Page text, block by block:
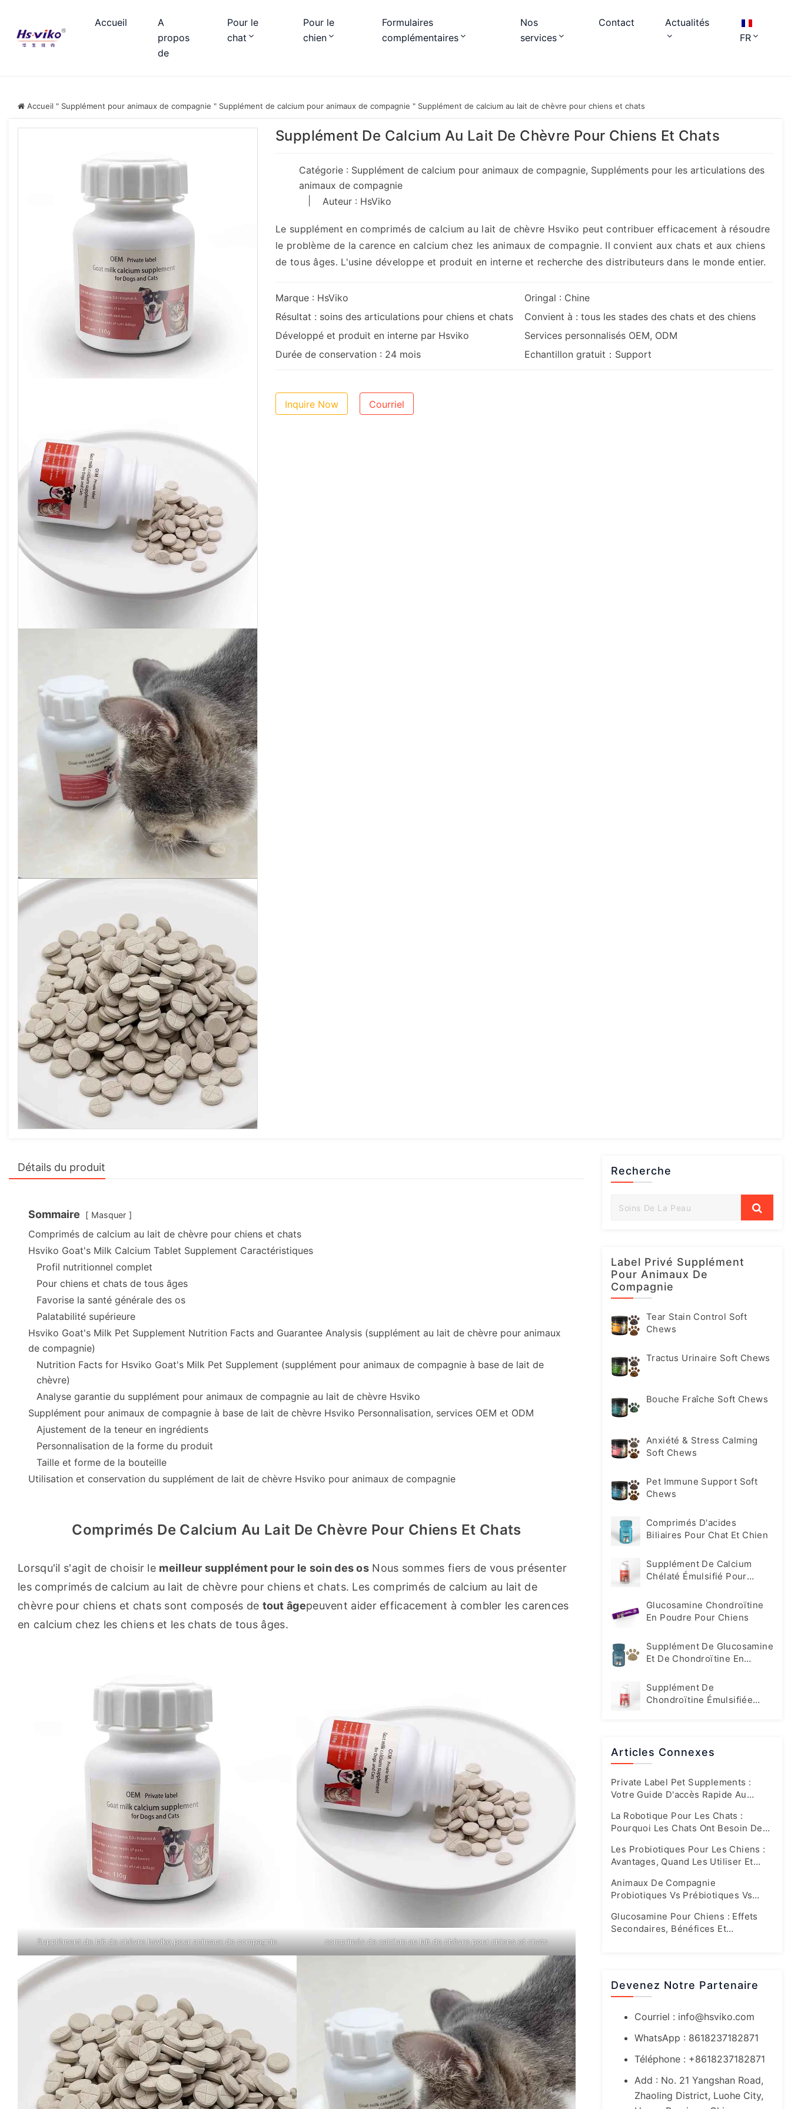
Accueil
A
propos
de
Pour le
chat
Pour le
chien
Formulaires
complémentaires
Nos
services
Contact
Actualités
FR
Accueil " Supplément pour animaux de compagnie " Supplément de calcium pour animaux de compagnie " Supplément de calcium au lait de chèvre pour chiens et chats
Supplément De Calcium Au Lait De Chèvre Pour Chiens Et Chats
Catégorie : Supplément de calcium pour animaux de compagnie, Suppléments pour les articulations des
animaux de compagnie
Auteur : HsViko
Le supplément en comprimés de calcium au lait de chèvre Hsviko peut contribuer efficacement à résoudre
le problème de la carence en calcium chez les animaux de compagnie. Il convient aux chats et aux chiens
de tous âges. L'usine développe et produit en interne et recherche des distributeurs dans le monde entier.
Marque : HsViko
Oringal : Chine
Résultat : soins des articulations pour chiens et chats
Convient à : tous les stades des chats et des chiens
Développé et produit en interne par Hsviko
Services personnalisés OEM, ODM
Durée de conservation : 24 mois
Echantillon gratuit：Support
Inquire Now Courriel
Détails du produit
Sommaire Masquer
Comprimés de calcium au lait de chèvre pour chiens et chats
Hsviko Goat's Milk Calcium Tablet Supplement Caractéristiques
Profil nutritionnel complet
Pour chiens et chats de tous âges
Favorise la santé générale des os
Palatabilité supérieure
Hsviko Goat's Milk Pet Supplement Nutrition Facts and Guarantee Analysis (supplément au lait de chèvre pour animaux
de compagnie)
Nutrition Facts for Hsviko Goat's Milk Pet Supplement (supplément pour animaux de compagnie à base de lait de
chèvre)
Analyse garantie du supplément pour animaux de compagnie au lait de chèvre Hsviko
Supplément pour animaux de compagnie à base de lait de chèvre Hsviko Personnalisation, services OEM et ODM
Ajustement de la teneur en ingrédients
Personnalisation de la forme du produit
Taille et forme de la bouteille
Utilisation et conservation du supplément de lait de chèvre Hsviko pour animaux de compagnie
Comprimés De Calcium Au Lait De Chèvre Pour Chiens Et Chats
Lorsqu'il s'agit de choisir le meilleur supplément pour le soin des os Nous sommes fiers de vous présenter
les comprimés de calcium au lait de chèvre pour chiens et chats. Les comprimés de calcium au lait de
chèvre pour chiens et chats sont composés de tout âgepeuvent aider efficacement à combler les carences
en calcium chez les chiens et les chats de tous âges.
Supplément de lait de chèvre hsviko pour animaux de compagnie comprimés de calcium au lait de chèvre pour chiens et chats
Recherche
Label Privé Supplément
Pour Animaux De
Compagnie
Tear Stain Control Soft
Chews
Tractus Urinaire Soft Chews
Bouche Fraîche Soft Chews
Anxiété & Stress Calming
Soft Chews
Pet Immune Support Soft
Chews
Comprimés D'acides
Biliaires Pour Chat Et Chien
Supplément De Calcium
Chélaté Émulsifié Pour
Glucosamine Chondroïtine
En Poudre Pour Chiens
Supplément De Glucosamine
Et De Chondroïtine En
Supplément De
Chondroïtine Émulsifiée
Articles Connexes
Private Label Pet Supplements :
Votre Guide D'accès Rapide Au
La Robotique Pour Les Chats :
Pourquoi Les Chats Ont Besoin De
Les Probiotiques Pour Les Chiens :
Avantages, Quand Les Utiliser Et
Animaux De Compagnie
Probiotiques Vs Prébiotiques Vs
Santé De L'intestin
Glucosamine Pour Chiens : Effets
Secondaires, Bénéfices Et
Devenez Notre Partenaire
Courriel : info@hsviko.com
WhatsApp : 8618237182871
Téléphone : +8618237182871
Add : No. 21 Yangshan Road,
Zhaoling District, Luohe City,